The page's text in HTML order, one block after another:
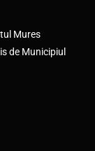
Mures
de Municipiul